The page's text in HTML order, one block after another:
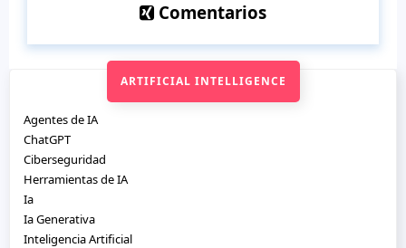
Comentarios
ARTIFICIAL INTELLIGENCE
Agentes de IA
ChatGPT
Ciberseguridad
Herramientas de IA
Ia
Ia Generativa
Inteligencia Artificial